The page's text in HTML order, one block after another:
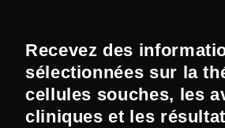
Recevez des
sélectionnées sur la
cellules souches, les
cliniques et les